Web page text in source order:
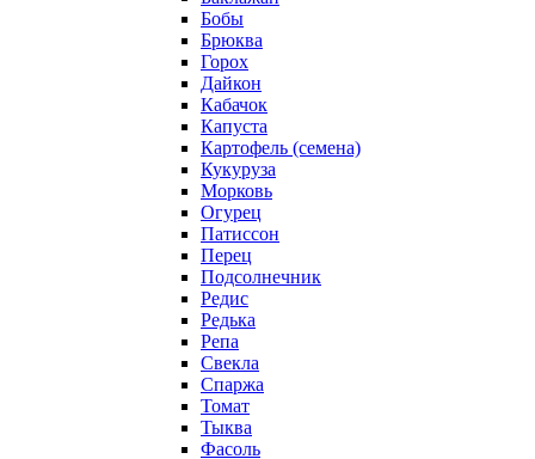
Бобы
Брюква
Горох
Дайкон
Кабачок
Капуста
Картофель (семена)
Кукуруза
Морковь
Огурец
Патиссон
Перец
Подсолнечник
Редис
Редька
Репа
Свекла
Спаржа
Томат
Тыква
Фасоль